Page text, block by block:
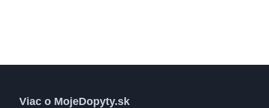
Viac o MojeDopyty.sk